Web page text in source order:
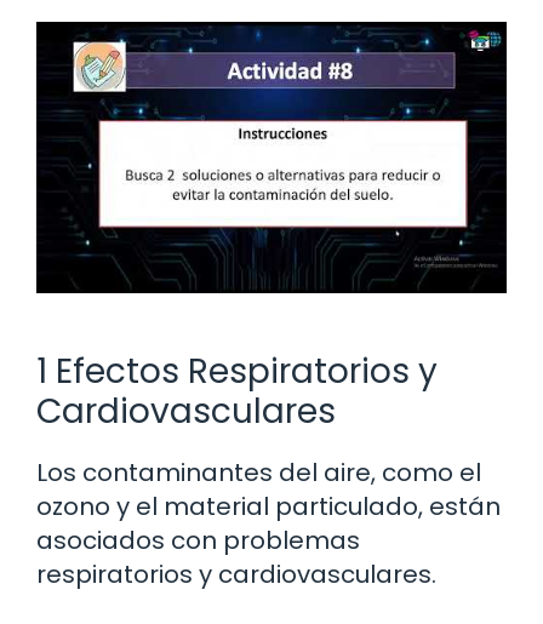
1 Efectos Respiratorios y
Cardiovasculares
Los contaminantes del aire, como el
ozono y el material particulado, están
asociados con problemas
respiratorios y cardiovasculares.